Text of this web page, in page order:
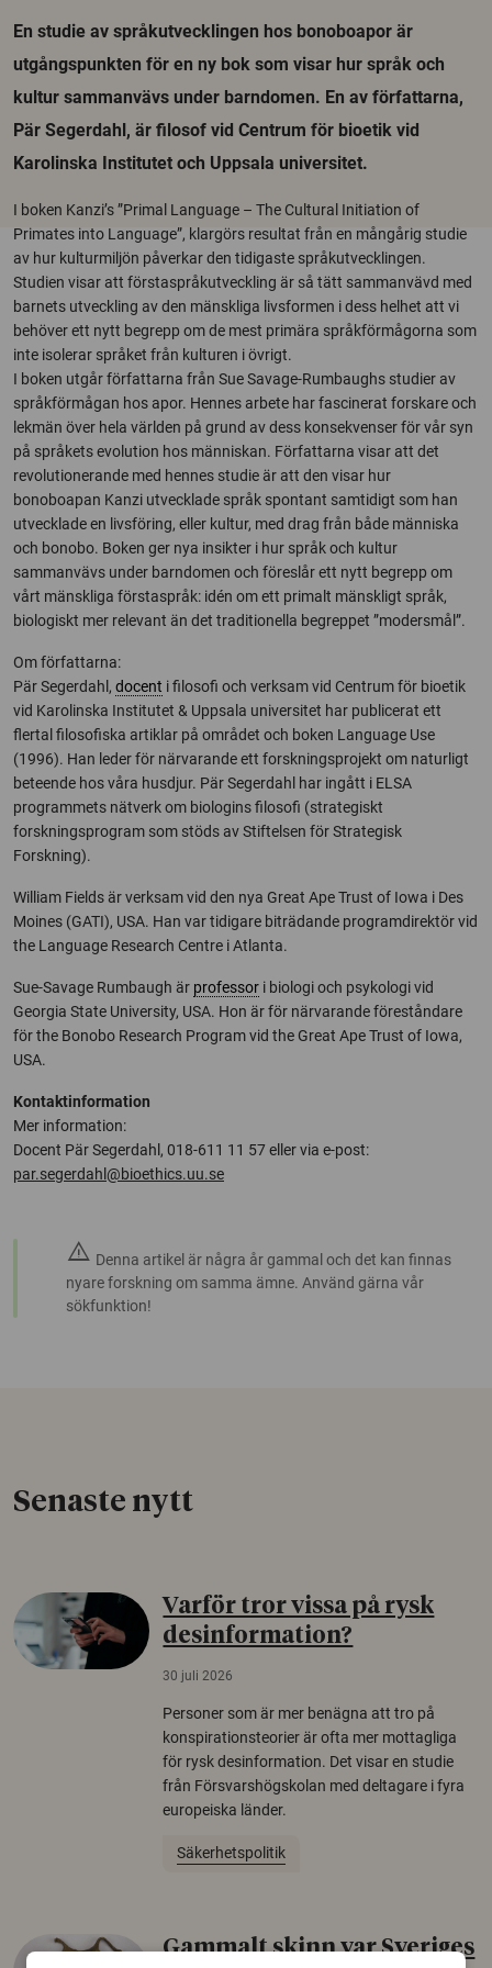
En studie av språkutvecklingen hos bonoboapor är
utgångspunkten för en ny bok som visar hur språk och
kultur sammanvävs under barndomen. En av författarna,
Pär Segerdahl, är filosof vid Centrum för bioetik vid
Karolinska Institutet och Uppsala universitet.
I boken Kanzi’s ”Primal Language – The Cultural Initiation of
Primates into Language”, klargörs resultat från en mångårig studie
av hur kulturmiljön påverkar den tidigaste språkutvecklingen.
Studien visar att förstaspråkutveckling är så tätt sammanvävd med
barnets utveckling av den mänskliga livsformen i dess helhet att vi
behöver ett nytt begrepp om de mest primära språkförmågorna som
inte isolerar språket från kulturen i övrigt.
I boken utgår författarna från Sue Savage-Rumbaughs studier av
språkförmågan hos apor. Hennes arbete har fascinerat forskare och
lekmän över hela världen på grund av dess konsekvenser för vår syn
på språkets evolution hos människan. Författarna visar att det
revolutionerande med hennes studie är att den visar hur
bonoboapan Kanzi utvecklade språk spontant samtidigt som han
utvecklade en livsföring, eller kultur, med drag från både människa
och bonobo. Boken ger nya insikter i hur språk och kultur
sammanvävs under barndomen och föreslår ett nytt begrepp om
vårt mänskliga förstaspråk: idén om ett primalt mänskligt språk,
biologiskt mer relevant än det traditionella begreppet ”modersmål”.
Om författarna:
Pär Segerdahl, docent i filosofi och verksam vid Centrum för bioetik
vid Karolinska Institutet & Uppsala universitet har publicerat ett
flertal filosofiska artiklar på området och boken Language Use
(1996). Han leder för närvarande ett forskningsprojekt om naturligt
beteende hos våra husdjur. Pär Segerdahl har ingått i ELSA
programmets nätverk om biologins filosofi (strategiskt
forskningsprogram som stöds av Stiftelsen för Strategisk
Forskning).
William Fields är verksam vid den nya Great Ape Trust of Iowa i Des
Moines (GATI), USA. Han var tidigare biträdande programdirektör vid
the Language Research Centre i Atlanta.
Sue-Savage Rumbaugh är professor i biologi och psykologi vid
Georgia State University, USA. Hon är för närvarande föreståndare
för the Bonobo Research Program vid the Great Ape Trust of Iowa,
USA.
Kontaktinformation
Mer information:
Docent Pär Segerdahl, 018-611 11 57 eller via e-post:
par.segerdahl@bioethics.uu.se
warning Denna artikel är några år gammal och det kan finnas
nyare forskning om samma ämne. Använd gärna vår
sökfunktion!
Senaste nytt
Varför tror vissa på rysk
desinformation?
30 juli 2026
Personer som är mer benägna att tro på
konspirationsteorier är ofta mer mottagliga
för rysk desinformation. Det visar en studie
från Försvarshögskolan med deltagare i fyra
europeiska länder.
Säkerhetspolitik
Gammalt skinn var Sveriges